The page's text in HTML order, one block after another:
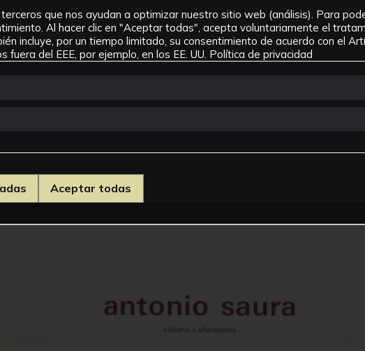
que nos ayudan a optimizar nuestro sitio web (análisis). Para
Al hacer clic en "Aceptar todas", acepta voluntariamente el
incluye, por un tiempo limitado, su consentimiento de acuerdo con el
del EEE, por ejemplo, en los EE. UU. Política de privacidad
Aceptar todas